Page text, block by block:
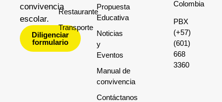
convivencia
escolar.
Diligenciar
formulario
Restaurante
Transporte
Propuesta
Educativa
Noticias
y
Eventos
Manual de
convivencia
Contáctanos
Colombia
PBX
(+57)
(601)
668
3360